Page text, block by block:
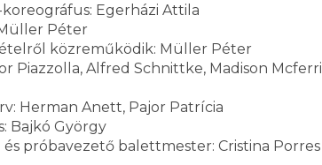
Egerházi Attila
Péter
közreműködik: Müller Péter
Piazzolla, Alfred Schnittke, Madison
Herman Anett, Pajor Patrícia
Bajkó György
próbavezető balettmester: Cristina